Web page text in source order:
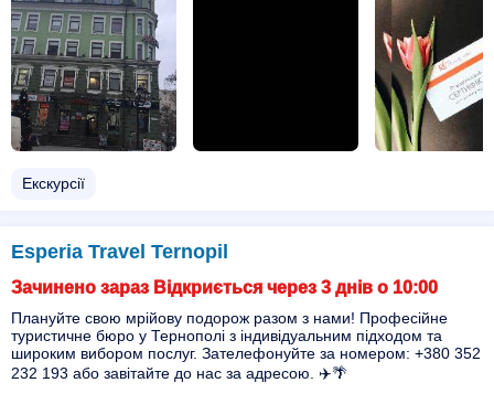
Екскурсії
Esperia Travel Ternopil
Зачинено зараз Відкриється через 3 днів о 10:00
Плануйте свою мрійову подорож разом з нами! Професійне
туристичне бюро у Тернополі з індивідуальним підходом та
широким вибором послуг. Зателефонуйте за номером: +380 352
232 193 або завітайте до нас за адресою. ✈️🌴